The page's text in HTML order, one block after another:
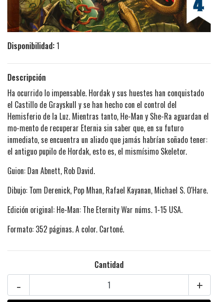
Disponibilidad:1
Descripción
Ha ocurrido lo impensable. Hordak y sus huestes han conquistado
el Castillo de Grayskull y se han hecho con el control del
Hemisferio de la Luz. Mientras tanto, He-Man y She-Ra aguardan el
mo-mento de recuperar Eternia sin saber que, en su futuro
inmediato, se encuentra un aliado que jamás habrían soñado tener:
el antiguo pupilo de Hordak, esto es, el mismísimo Skeletor.
Guion: Dan Abnett, Rob David.
Dibujo: Tom Derenick, Pop Mhan, Rafael Kayanan, Michael S. O'Hare.
Edición original: He-Man: The Eternity War núms. 1-15 USA.
Formato: 352 páginas. A color. Cartoné.
Cantidad
+
-